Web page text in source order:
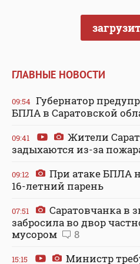
ГЛАВНЫЕ НОВОСТИ
09:54 Губернатор
БПЛА в Саратовской
09:41
Жители
задыхаются из-за
09:12
При атаке БПЛА
16-летний парень
07:51
Саратовчанка в
забросила во двор
мусором
8
15:15
Министр